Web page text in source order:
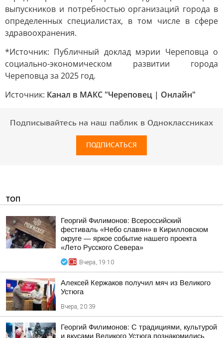
выпускников и потребностью организаций города в
определенных специалистах, в том числе в сфере
здравоохранения.
*Источник: Публичный доклад мэрии Череповца о
социально-экономическом развитии города
Череповца за 2025 год.
Источник: Канал в МАКС "Череповец | Онлайн"
Подписывайтесь на наш паблик в Одноклассниках
ПОДПИСАТЬСЯ
ТОП
Георгий Филимонов: Всероссийский
фестиваль «Небо славян» в Кирилловском
округе — яркое событие нашего проекта
«Лето Русского Севера»
Вчера, 19:10
Алексей Кержаков получил мяч из Великого
Устюга
Вчера, 20:39
Георгий Филимонов: С традициями, культурой
и вкусами Великого Устюга познакомились